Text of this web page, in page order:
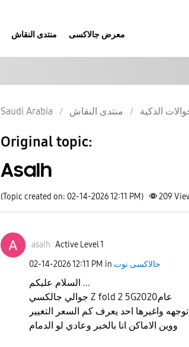
منتدى النقاش معرض جالاكسى
Saudi Arabia منتدى النقاش الذكية
Original topic:
Asalh
(Topic created on: 02-14-2026 12:11 PM) 209
asalh Active Level 1
‎02-14-202612:11 PM in جالاكسى نوت
السلام عليكم ...
جوالي جالكسي Z fold 2 5Gعام2020
واغيرها احد يعرف كم السعر التغيير
ووين الاماكن انا بالخبر وعادي لو الدمام